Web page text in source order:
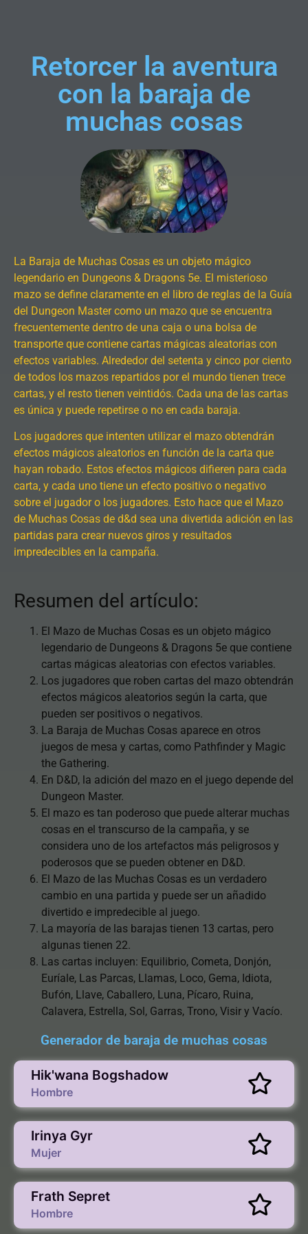
Retorcer la aventura
con la baraja de
muchas cosas
La Baraja de Muchas Cosas es un objeto mágico
legendario en Dungeons & Dragons 5e. El misterioso
mazo se define claramente en el libro de reglas de la Guía
del Dungeon Master como un mazo que se encuentra
frecuentemente dentro de una caja o una bolsa de
transporte que contiene cartas mágicas aleatorias con
efectos variables. Alrededor del setenta y cinco por ciento
de todos los mazos repartidos por el mundo tienen trece
cartas, y el resto tienen veintidós. Cada una de las cartas
es única y puede repetirse o no en cada baraja.
Los jugadores que intenten utilizar el mazo obtendrán
efectos mágicos aleatorios en función de la carta que
hayan robado. Estos efectos mágicos difieren para cada
carta, y cada uno tiene un efecto positivo o negativo
sobre el jugador o los jugadores. Esto hace que el Mazo
de Muchas Cosas de d&d sea una divertida adición en las
partidas para crear nuevos giros y resultados
impredecibles en la campaña.
Resumen del artículo:
El Mazo de Muchas Cosas es un objeto mágico
legendario de Dungeons & Dragons 5e que contiene
cartas mágicas aleatorias con efectos variables.
Los jugadores que roben cartas del mazo obtendrán
efectos mágicos aleatorios según la carta, que
pueden ser positivos o negativos.
La Baraja de Muchas Cosas aparece en otros
juegos de mesa y cartas, como Pathfinder y Magic
the Gathering.
En D&D, la adición del mazo en el juego depende del
Dungeon Master.
El mazo es tan poderoso que puede alterar muchas
cosas en el transcurso de la campaña, y se
considera uno de los artefactos más peligrosos y
poderosos que se pueden obtener en D&D.
El Mazo de las Muchas Cosas es un verdadero
cambio en una partida y puede ser un añadido
divertido e impredecible al juego.
La mayoría de las barajas tienen 13 cartas, pero
algunas tienen 22.
Las cartas incluyen: Equilibrio, Cometa, Donjón,
Euríale, Las Parcas, Llamas, Loco, Gema, Idiota,
Bufón, Llave, Caballero, Luna, Pícaro, Ruina,
Calavera, Estrella, Sol, Garras, Trono, Visir y Vacío.
Generador de baraja de muchas cosas
Hik'wana Bogshadow
Hombre
Irinya Gyr
Mujer
Frath Sepret
Hombre